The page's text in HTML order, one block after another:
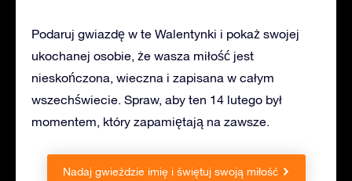
Podaruj gwiazdę w te Walentynki i pokaż swojej
ukochanej osobie, że wasza miłość jest
nieskończona, wieczna i zapisana w całym
wszechświecie. Spraw, aby ten 14 lutego był
momentem, który zapamiętają na zawsze.
Nadaj gwieździe imię i świętuj swoją miłość